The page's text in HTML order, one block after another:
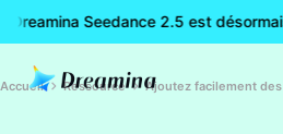
Seedance 2.5 est
Accueil Ressource